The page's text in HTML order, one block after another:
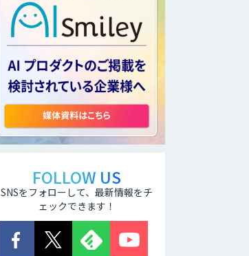
FOLLOW US
SNSをフォローして、最新情報をチ
ェックできます！